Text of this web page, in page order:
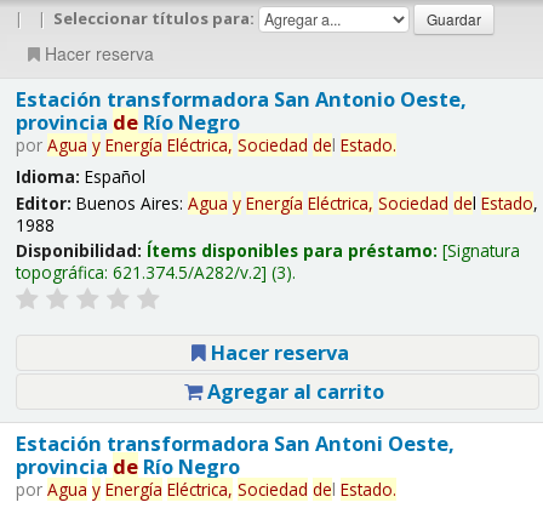
| | Seleccionar títulos para:
Hacer reserva
Estación transformadora San Antonio Oeste,
provincia deRío Negro
por Agua y Energía Eléctrica, Sociedad del Estado.
Idioma: Español
Editor: Buenos Aires: Agua y Energía Eléctrica, Sociedad del Estado,
1988
Disponibilidad: Ítems disponibles para préstamo: Signatura
topográfica: 621.374.5/A282/v.2 (3).
Hacer reserva
Agregar al carrito
Estación transformadora San Antoni Oeste,
provincia deRío Negro
por Agua y Energía Eléctrica, Sociedad del Estado.